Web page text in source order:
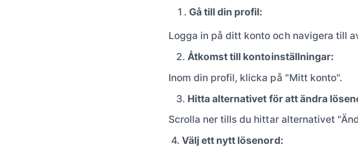
Gå till din profil:
Logga in på ditt konto och navigera till
2. Åtkomst till kontoinställningar:
Inom din profil, klicka på "Mitt konto".
3. Hitta alternativet för att ändra
Scrolla ner tills du hittar alternativet
4. Välj ett nytt lösenord: